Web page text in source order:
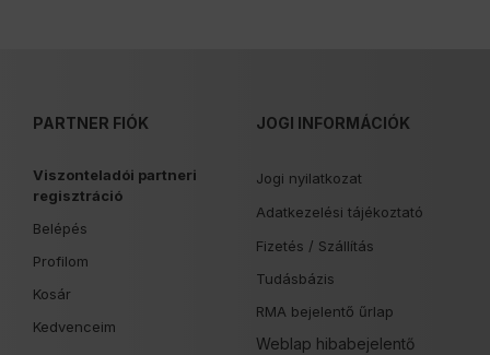
PARTNER FIÓK
Viszonteladói partneri
regisztráció
Belépés
Profilom
Kosár
Kedvenceim
JOGI INFORMÁCIÓK
Jogi nyilatkozat
Adatkezelési tájékoztató
Fizetés / Szállítás
Tudásbázis
RMA bejelentő űrlap
Weblap hibabejelentő